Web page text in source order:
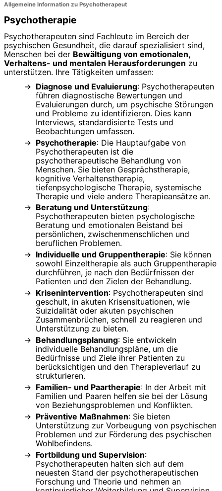
Allgemeine Information zu Psychotherapeut
Psychotherapie
Psychotherapeuten sind Fachleute im Bereich der
psychischen Gesundheit, die darauf spezialisiert sind,
Menschen bei der Bewältigung von emotionalen,
Verhaltens- und mentalen Herausforderungen zu
unterstützen. Ihre Tätigkeiten umfassen:
Diagnose und Evaluierung: Psychotherapeuten
führen diagnostische Bewertungen und
Evaluierungen durch, um psychische Störungen
und Probleme zu identifizieren. Dies kann
Interviews, standardisierte Tests und
Beobachtungen umfassen.
Psychotherapie: Die Hauptaufgabe von
Psychotherapeuten ist die
psychotherapeutische Behandlung von
Menschen. Sie bieten Gesprächstherapie,
kognitive Verhaltenstherapie,
tiefenpsychologische Therapie, systemische
Therapie und viele andere Therapieansätze an.
Beratung und Unterstützung:
Psychotherapeuten bieten psychologische
Beratung und emotionalen Beistand bei
persönlichen, zwischenmenschlichen und
beruflichen Problemen.
Individuelle und Gruppentherapie: Sie können
sowohl Einzeltherapie als auch Gruppentherapie
durchführen, je nach den Bedürfnissen der
Patienten und den Zielen der Behandlung.
Krisenintervention: Psychotherapeuten sind
geschult, in akuten Krisensituationen, wie
Suizidalität oder akuten psychischen
Zusammenbrüchen, schnell zu reagieren und
Unterstützung zu bieten.
Behandlungsplanung: Sie entwickeln
individuelle Behandlungspläne, um die
Bedürfnisse und Ziele ihrer Patienten zu
berücksichtigen und den Therapieverlauf zu
strukturieren.
Familien- und Paartherapie: In der Arbeit mit
Familien und Paaren helfen sie bei der Lösung
von Beziehungsproblemen und Konflikten.
Präventive Maßnahmen: Sie bieten
Unterstützung zur Vorbeugung von psychischen
Problemen und zur Förderung des psychischen
Wohlbefindens.
Fortbildung und Supervision:
Psychotherapeuten halten sich auf dem
neuesten Stand der psychotherapeutischen
Forschung und Theorie und nehmen an